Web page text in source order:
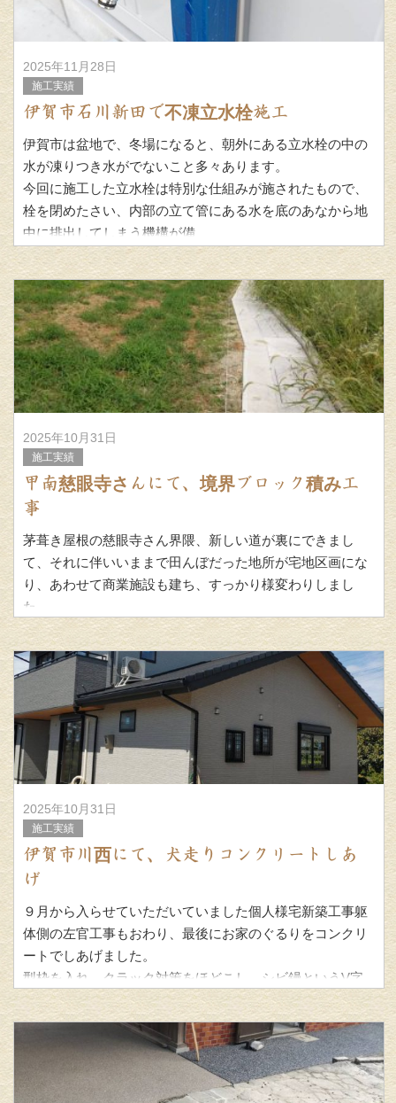
2025年11月28日
施工実績
伊賀市石川新田で不凍立水栓施工
伊賀市は盆地で、冬場になると、朝外にある立水栓の中の
水が凍りつき水がでないこと多々あります。
今回に施工した立水栓は特別な仕組みが施されたもので、
栓を閉めたさい、内部の立て管にある水を底のあなから地
中に排出してしまう機構が備
2025年10月31日
施工実績
甲南慈眼寺さんにて、境界ブロック積み工
事
茅葺き屋根の慈眼寺さん界隈、新しい道が裏にできまし
て、それに伴いいままで田んぼだった地所が宅地区画にな
り、あわせて商業施設も建ち、すっかり様変わりしまし
た。
それに伴いお寺の東側に境界ブロックを積む工事をいただ
きました。
2025年10月31日
施工実績
伊賀市川西にて、犬走りコンクリートしあ
げ
９月から入らせていただいていました個人様宅新築工事躯
体側の左官工事もおわり、最後にお家のぐるりをコンクリ
ートでしあげました。
型枠を入れ、クラック対策をほどこし、シビ鏝というV字
に筋をいれ る道具をつかい仕上げ目地仕様にしま